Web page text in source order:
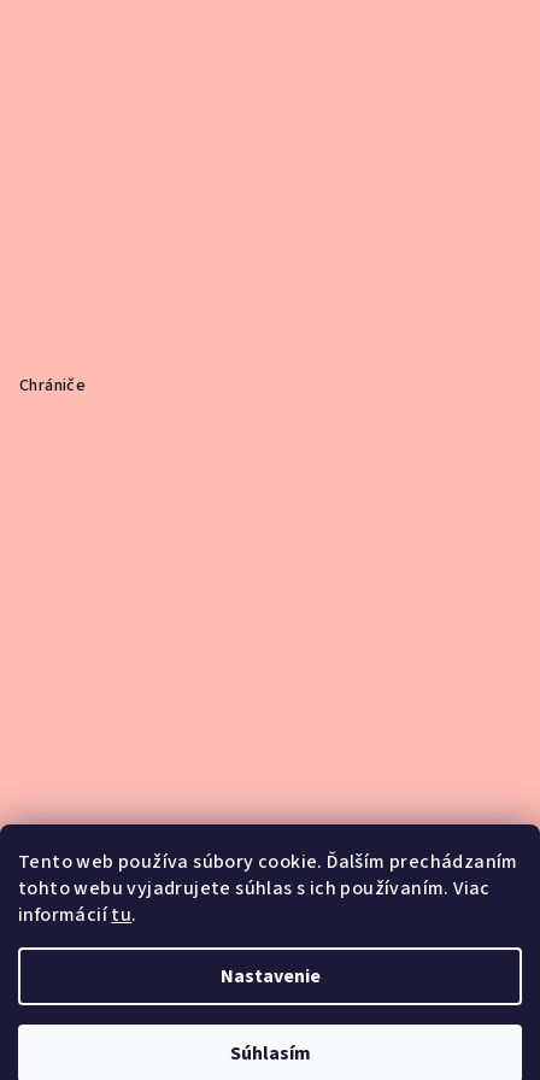
Tento web používa súbory cookie. Ďalším prechádzaním
tohto webu vyjadrujete súhlas s ich používaním. Viac
informáciítu.
Nastavenie
Súhlasím
Chrániče
Podsedlové dečky
Blog